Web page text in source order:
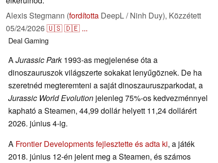
Alexis Stegmann (fordította DeepL / Ninh Duy), Közzétett
05/24/2026🇺🇸🇩🇪 ...
DealGaming
AJurassic Park1993-as megjelenése óta a
dinoszauruszok világszerte sokakat lenyűgöznek. De ha
szeretnéd megteremteni a saját dinoszauruszparkodat, a
Jurassic World Evolution jelenleg 75%-os kedvezménnyel
kapható a Steamen, 44,99 dollár helyett 11,24 dollárért
2026. június 4-ig.
A Frontier Developments fejlesztette és adta ki, a játék
2018. június 12-én jelent meg a Steamen, és számos